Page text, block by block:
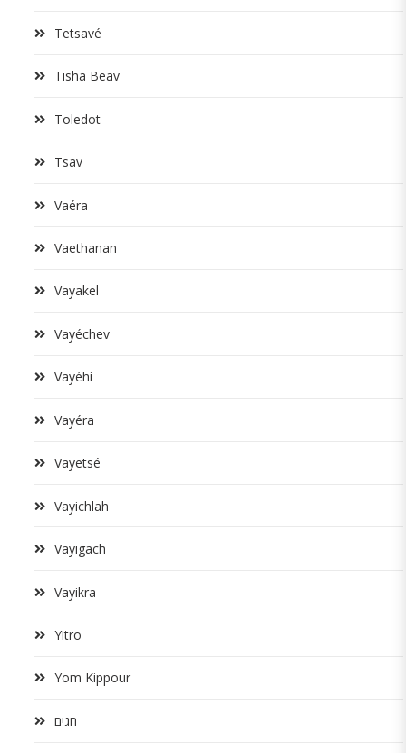
Tetsavé
Tisha Beav
Toledot
Tsav
Vaéra
Vaethanan
Vayakel
Vayéchev
Vayéhi
Vayéra
Vayetsé
Vayichlah
Vayigach
Vayikra
Yitro
Yom Kippour
חגים